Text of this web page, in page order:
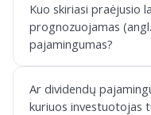
Kuo skiriasi praėjusio
prognozuojamas
pajamingumas?
Ar dividendų
kuriuos investuotojas